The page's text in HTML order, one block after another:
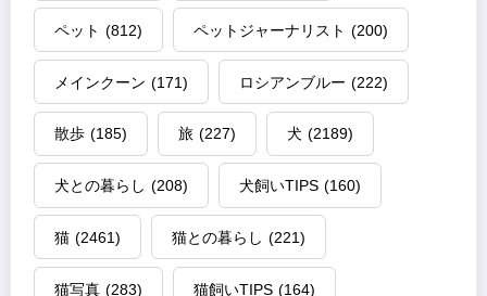
ペット (812) ペットジャーナリスト (200)
メインクーン (171) ロシアンブルー (222)
散歩 (185) 旅 (227) 犬 (2189)
犬との暮らし (208) 犬飼いTIPS (160)
猫 (2461) 猫との暮らし (221)
猫写真 (283) 猫飼いTIPS (164)